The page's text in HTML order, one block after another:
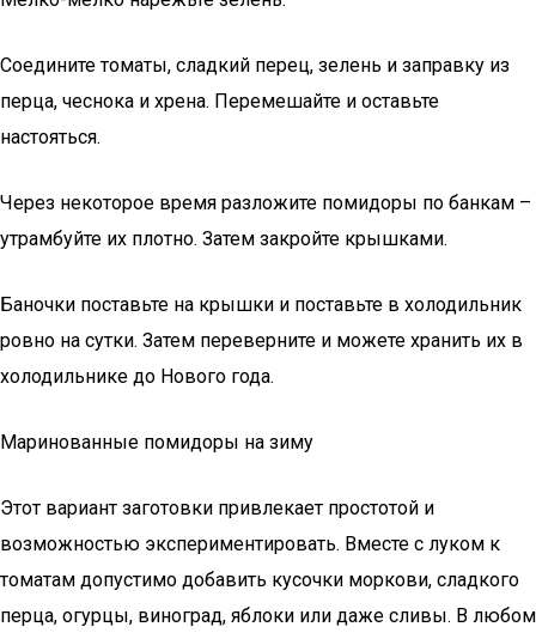
Соедините томаты, сладкий перец, зелень и заправку из
перца, чеснока и хрена. Перемешайте и оставьте
настояться.
Через некоторое время разложите помидоры по банкам –
утрамбуйте их плотно. Затем закройте крышками.
Баночки поставьте на крышки и поставьте в холодильник
ровно на сутки. Затем переверните и можете хранить их в
холодильнике до Нового года.
Маринованные помидоры на зиму
Этот вариант заготовки привлекает простотой и
возможностью экспериментировать. Вместе с луком к
томатам допустимо добавить кусочки моркови, сладкого
перца, огурцы, виноград, яблоки или даже сливы. В любом